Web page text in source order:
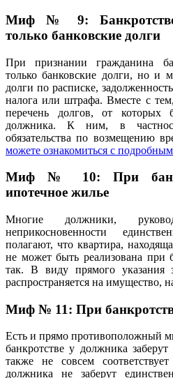
Миф № 9: Банкротство
только банковские долги
При признании гражданина
только банковские долги, но и
долги по расписке,
налога или штрафа. Вместе с
перечень долгов, от которых
должника. К ним, в
обязательства по возмещению
можете ознакомиться с
Миф № 10: При
ипотечное жилье
Многие должники,
неприкосновенности
полагают, что квартира,
не может быть реализована при
так. В виду прямого указания
распространяется на имущество,
Миф № 11: При
Есть и прямо противоположный
банкротстве у должника
также не совсем
должника не заберут